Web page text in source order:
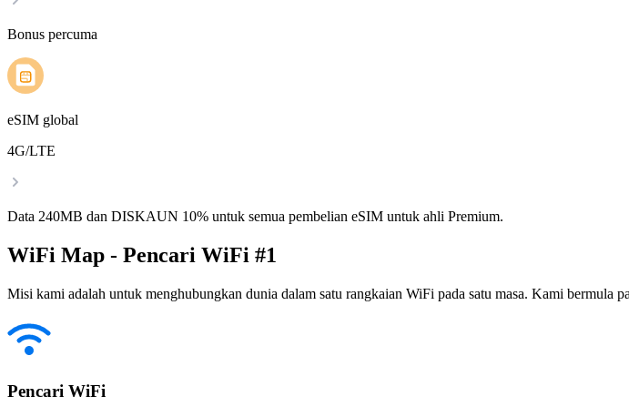
Bonus percuma
eSIM global
4G/LTE
Data 240MB dan DISKAUN 10% untuk semua pembelian eSIM untuk ahli Premium.
WiFi Map - Pencari WiFi #1
Misi kami adalah untuk menghubungkan dunia dalam satu rangkaian WiFi pada satu masa. Kami bermula
Pencari WiFi